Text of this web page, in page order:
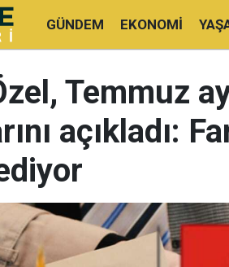
GÜNDEM EKONOMI
Temmuz
açıkladı: